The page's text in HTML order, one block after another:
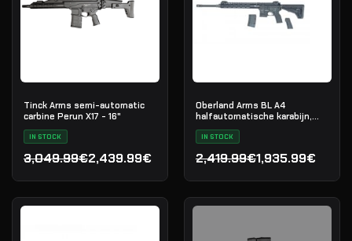
Tinck Arms semi-automatic
carbine Perun X17 - 16"
IN STOCK
3,049.99€
Oorspronkelijke prijs was: 3,049.99€.
2,439.99€
Huidige prijs is: 2,439.99€.
Oberland Arms BL A4
halfautomatische karabijn,
.223 Rem
IN STOCK
2,419.99€
Oorspronkelijke prijs
1,935.99€
Huidige prijs is: